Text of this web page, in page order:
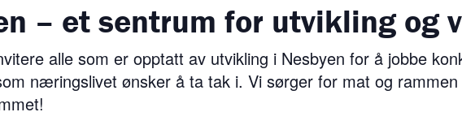
– et sentrum for utvikling og
alle som er opptatt av utvikling i Nesbyen for å jobbe
næringslivet ønsker å ta tak i. Vi sørger for mat og